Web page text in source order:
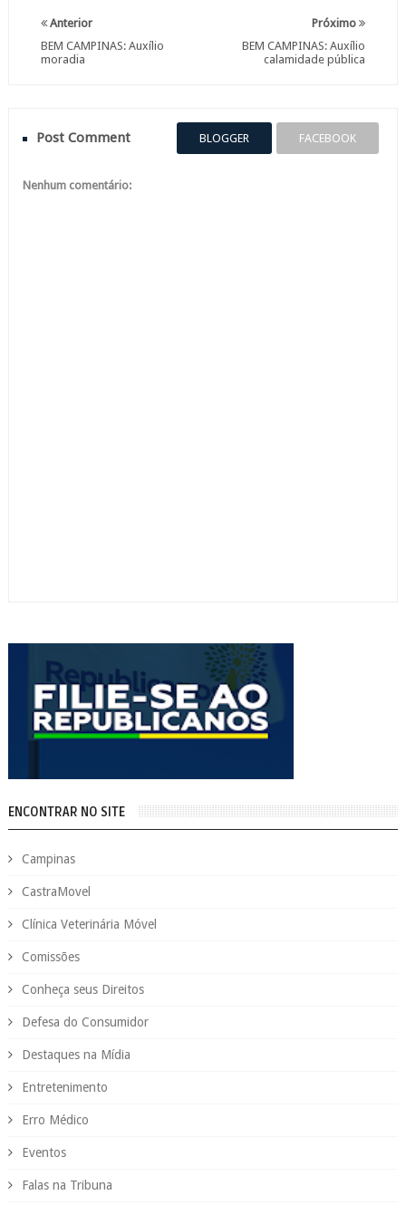
Próximo
BEM CAMPINAS: Auxílio
calamidade pública
Anterior
BEM CAMPINAS: Auxílio
moradia
Post Comment BLOGGER FACEBOOK
Nenhum comentário:
ENCONTRAR NO SITE
Campinas
CastraMovel
Clínica Veterinária Móvel
Comissões
Conheça seus Direitos
Defesa do Consumidor
Destaques na Mídia
Entretenimento
Erro Médico
Eventos
Falas na Tribuna